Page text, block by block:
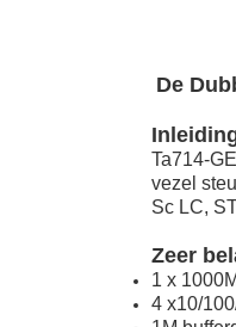
De
Ta714-
vezel
Sc LC,
Zeer
1 x
4 x10/